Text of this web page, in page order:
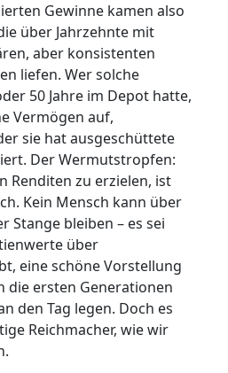
Gewinne kamen also
über Jahrzehnte mit
aber konsistenten
liefen. Wer solche
50 Jahre im Depot hatte,
Vermögen auf,
sie hat ausgeschüttete
Der Wermutstropfen:
Renditen zu erzielen, ist
Kein Mensch kann über
Stange bleiben – es sei
über
eine schöne Vorstellung
die ersten Generationen
den Tag legen. Doch es
Reichmacher, wie wir